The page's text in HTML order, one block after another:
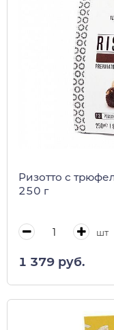
Ризотто с
250 г
шт
1 379 руб.